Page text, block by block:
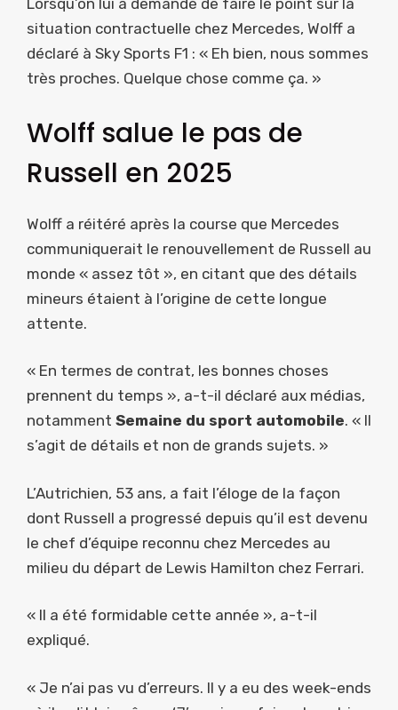
Lorsqu’on lui a demandé de faire le point sur la
situation contractuelle chez Mercedes, Wolff a
déclaré à Sky Sports F1 : « Eh bien, nous sommes
très proches. Quelque chose comme ça. »
Wolff salue le pas de
Russell en 2025
Wolff a réitéré après la course que Mercedes
communiquerait le renouvellement de Russell au
monde « assez tôt », en citant que des détails
mineurs étaient à l’origine de cette longue
attente.
« En termes de contrat, les bonnes choses
prennent du temps », a-t-il déclaré aux médias,
notamment Semaine du sport automobile. « Il
s’agit de détails et non de grands sujets. »
L’Autrichien, 53 ans, a fait l’éloge de la façon
dont Russell a progressé depuis qu’il est devenu
le chef d’équipe reconnu chez Mercedes au
milieu du départ de Lewis Hamilton chez Ferrari.
« Il a été formidable cette année », a-t-il
expliqué.
« Je n’ai pas vu d’erreurs. Il y a eu des week-ends